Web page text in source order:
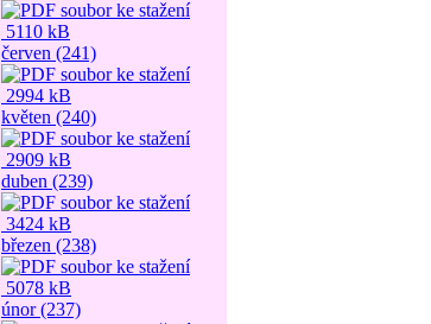
5110 kB
červen (241)
2994 kB
květen (240)
2909 kB
duben (239)
3424 kB
březen (238)
5078 kB
únor (237)